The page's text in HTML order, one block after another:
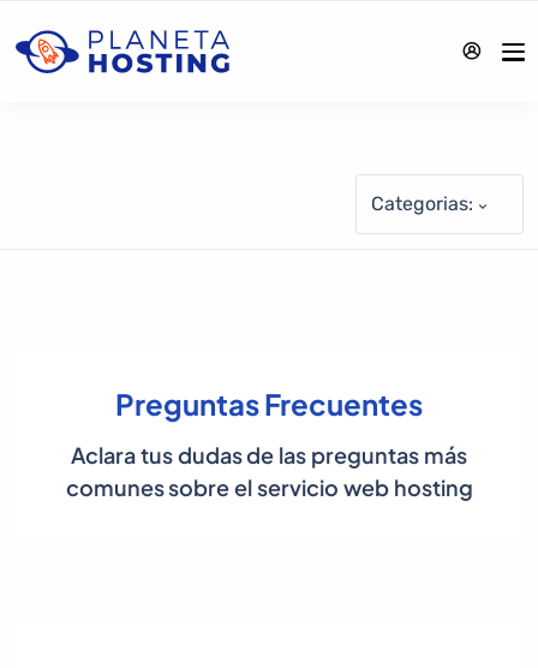
Categorias:
Preguntas Frecuentes
Aclara tus dudas de las preguntas más
comunes sobre el servicio web hosting